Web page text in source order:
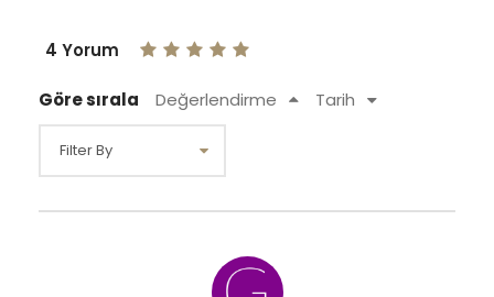
4 Yorum
Göre sırala Değerlendirme Tarih